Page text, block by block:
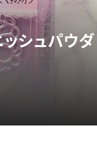
ッシュパウダ